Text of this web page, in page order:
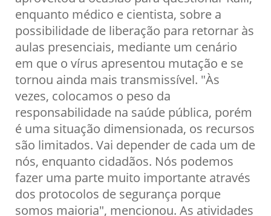
enquanto médico e cientista, sobre a
possibilidade de liberação para retornar às
aulas presenciais, mediante um cenário
em que o vírus apresentou mutação e se
tornou ainda mais transmissível. "Às
vezes, colocamos o peso da
responsabilidade na saúde pública, porém
é uma situação dimensionada, os recursos
são limitados. Vai depender de cada um de
nós, enquanto cidadãos. Nós podemos
fazer uma parte muito importante através
dos protocolos de segurança porque
somos maioria", mencionou. As atividades